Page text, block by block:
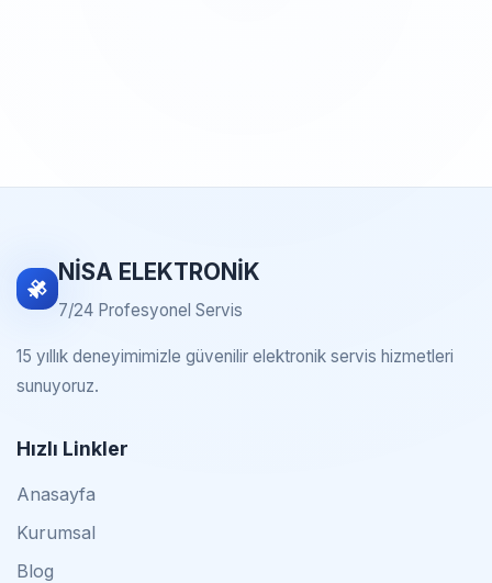
NİSA ELEKTRONİK
7/24 Profesyonel Servis
15 yıllık deneyimimizle güvenilir elektronik servis hizmetleri
sunuyoruz.
Hızlı Linkler
Anasayfa
Kurumsal
Blog